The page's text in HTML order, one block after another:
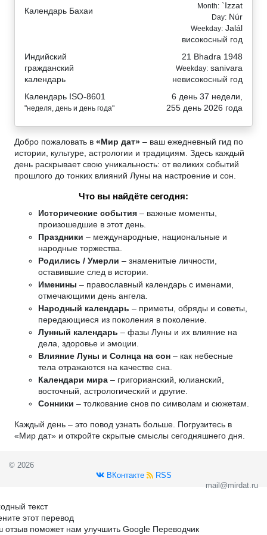
Календарь Бахаи Month: `Izzat
Day: Núr
Weekday: Jalál
високосный год
Индийский
гражданский
календарь
21 Bhadra 1948
Weekday: sanivara
невисокосный год
Календарь ISO-8601
"неделя, день и день года"
6 день 37 недели,
255 день 2026 года
Добро пожаловать в «Мир дат» – ваш ежедневный гид по
истории, культуре, астрологии и традициям. Здесь каждый
день раскрывает свою уникальность: от великих событий
прошлого до тонких влияний Луны на настроение и сон.
Что вы найдёте сегодня:
Исторические события – важные моменты,
произошедшие в этот день.
Праздники – международные, национальные и
народные торжества.
Родились / Умерли – знаменитые личности,
оставившие след в истории.
Именины – православный календарь с именами,
отмечающими день ангела.
Народный календарь – приметы, обряды и советы,
передающиеся из поколения в поколение.
Лунный календарь – фазы Луны и их влияние на
дела, здоровье и эмоции.
Влияние Луны и Солнца на сон – как небесные
тела отражаются на качестве сна.
Календари мира – григорианский, юлианский,
восточный, астрологический и другие.
Сонники – толкование снов по символам и сюжетам.
Каждый день – это повод узнать больше. Погрузитесь в
«Мир дат» и откройте скрытые смыслы сегодняшнего дня.
© 2026
ВКонтакте
RSS
mail@mirdat.ru
текст
этот перевод
отзыв поможет нам улучшить Google Переводчик